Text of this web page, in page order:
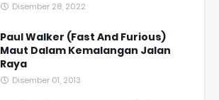
Disember 28, 2022
Paul Walker (Fast And Furious)
Maut Dalam Kemalangan Jalan
Raya
Disember 01, 2013